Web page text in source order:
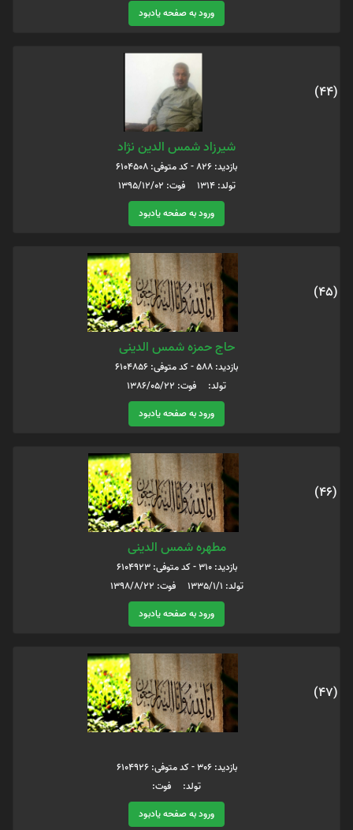
ورود به صفحه یادبود
(44)
شیرزاد شمس الدین نژاد
بازدید: 826 - کد متوفی: 6104508
تولد: 1314 فوت: 1395/12/02
ورود به صفحه یادبود
(45)
حاج حمزه شمس الدینی
بازدید: 588 - کد متوفی: 6104856
تولد: فوت: 1386/05/22
ورود به صفحه یادبود
(46)
مطهره شمس الدینی
بازدید: 310 - کد متوفی: 6104923
تولد: 1335/1/1 فوت: 1398/8/22
ورود به صفحه یادبود
(47)
بازدید: 306 - کد متوفی: 6104926
تولد: فوت:
ورود به صفحه یادبود